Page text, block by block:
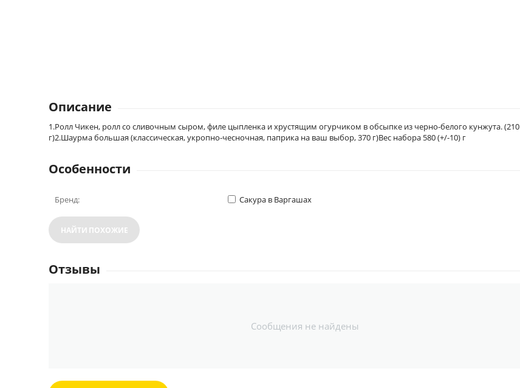
Описание
1.Ролл Чикен, ролл со сливочным сыром, филе цыпленка и хрустящим огурчиком в обсыпке из черно-белого кунжута. (210
г)2.Шаурма большая (классическая, укропно-чесночная, паприка на ваш выбор, 370 г)Вес набора 580 (+/-10) г
Особенности
Бренд: Сакура в Варгашах
НАЙТИ ПОХОЖИЕ
Отзывы
Сообщения не найдены